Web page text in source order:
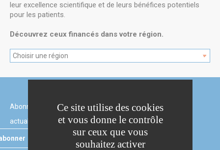
leur excellence scientifique et de leurs bénéfices potentiels
pour les patients.
Découvrez ceux financés dans votre région.
Abonnez-vous à notre newsletter pour être informé(e) des
actualités du Fonds et des avancées de la recherche.
Ce site utilise des cookies
et vous donne le contrôle
sur ceux que vous
souhaitez activer